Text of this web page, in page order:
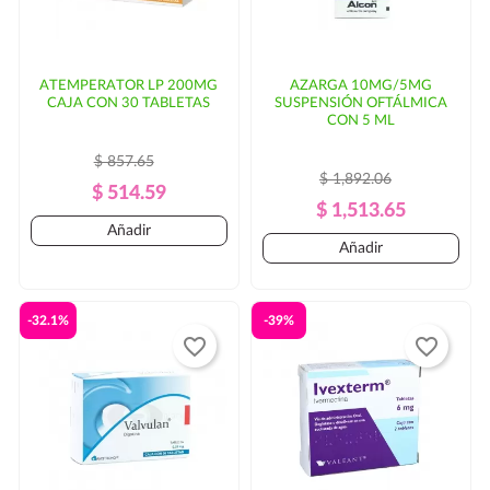
ATEMPERATOR LP 200MG
CAJA CON 30 TABLETAS
Precio
Regular
$ 857.65
Precio
$ 514.59
Añadir
AZARGA 10MG/5MG
SUSPENSIÓN OFTÁLMICA
CON 5 ML
Precio
Regular
$ 1,892.06
Precio
$ 1,513.65
Añadir
-32.1%
favorite_border
-39%
favorite_border